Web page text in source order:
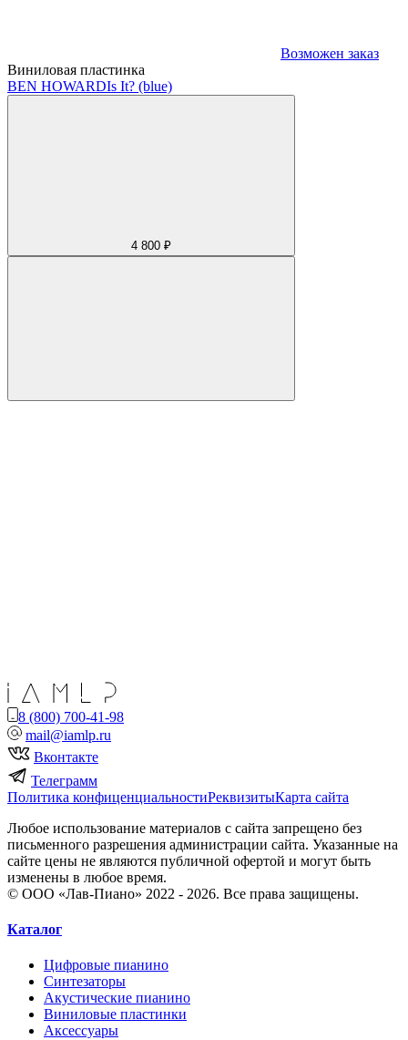
Возможен заказ
Виниловая пластинка
BEN HOWARDIs It? (blue)
4 800 ₽
8 (800) 700-41-98
mail@iamlp.ru
Вконтакте
Телеграмм
Политика конфиценциальностиРеквизитыКарта сайта
Любое использование материалов с сайта запрещено без
письменного разрешения администрации сайта. Указанные на
сайте цены не являются публичной офертой и могут быть
изменены в любое время.
© ООО «Лав-Пиано» 2022 - 2026. Все права защищены.
Каталог
Цифровые пианино
Синтезаторы
Акустические пианино
Виниловые пластинки
Аксессуары